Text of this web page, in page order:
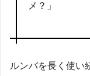
メ？」
ルンバを長く使い